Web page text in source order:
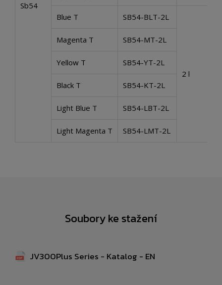
Sb54
Blue T SB54-BLT-2L
2 l
Magenta T SB54-MT-2L
Yellow T SB54-YT-2L
Black T SB54-KT-2L
Light Blue T SB54-LBT-2L
Light Magenta T SB54-LMT-2L
Soubory ke stažení
JV300Plus Series - Katalog - EN